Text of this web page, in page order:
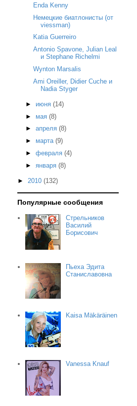
Enda Kenny
Немецкие биатлонисты (от
viessman)
Katia Guerreiro
Antonio Spavone, Julian Leal
и Stephane Richelmi
Wynton Marsalis
Ami Oreiller, Didier Cuche и
Nadia Styger
► июня (14)
► мая (8)
► апреля (8)
► марта (9)
► февраля (4)
► января (8)
► 2010 (132)
Популярные сообщения
Стрельников
Василий
Борисович
Пьеха Эдита
Станиславовна
Kaisa Mäkäräinen
Vanessa Knauf